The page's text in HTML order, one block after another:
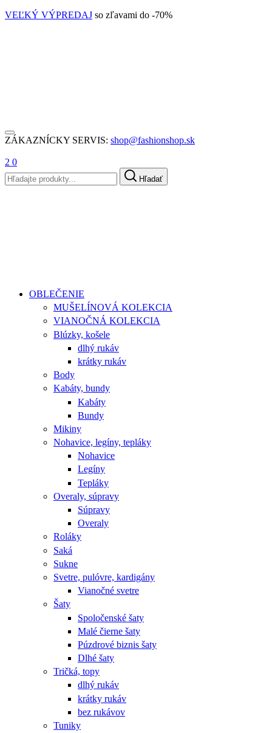
VEĽKÝ VÝPREDAJ so zľavami do -70%
ZÁKAZNÍCKY SERVIS: shop@fashionshop.sk
2 0
Hľadať
OBLEČENIE
MUŠELÍNOVÁ KOLEKCIA
VIANOČNÁ KOLEKCIA
Blúzky, košele
dlhý rukáv
krátky rukáv
Body
Kabáty, bundy
Kabáty
Bundy
Mikiny
Nohavice, legíny, tepláky
Nohavice
Legíny
Tepláky
Overaly, súpravy
Súpravy
Overaly
Roláky
Saká
Sukne
Svetre, pulóvre, kardigány
Vianočné svetre
Šaty
Spoločenské šaty
Malé čierne šaty
Púzdrové biznis šaty
Dlhé šaty
Tričká, topy
dlhý rukáv
krátky rukáv
bez rukávov
Tuniky